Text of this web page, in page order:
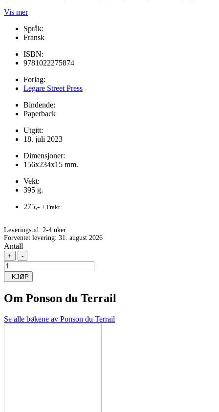
Vis mer
Språk:
Fransk
ISBN:
9781022275874
Forlag:
Legare Street Press
Bindende:
Paperback
Utgitt:
18. juli 2023
Dimensjoner:
156x234x15 mm.
Vekt:
395 g.
275,- + Frakt
Leveringstid: 2-4 uker
Forventet levering: 31. august 2026
Antall
+ -
KJØP
Om Ponson du Terrail
Se alle bøkene av Ponson du Terrail